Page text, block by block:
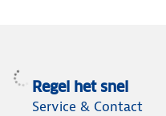
Regel het snel
Service & Contact